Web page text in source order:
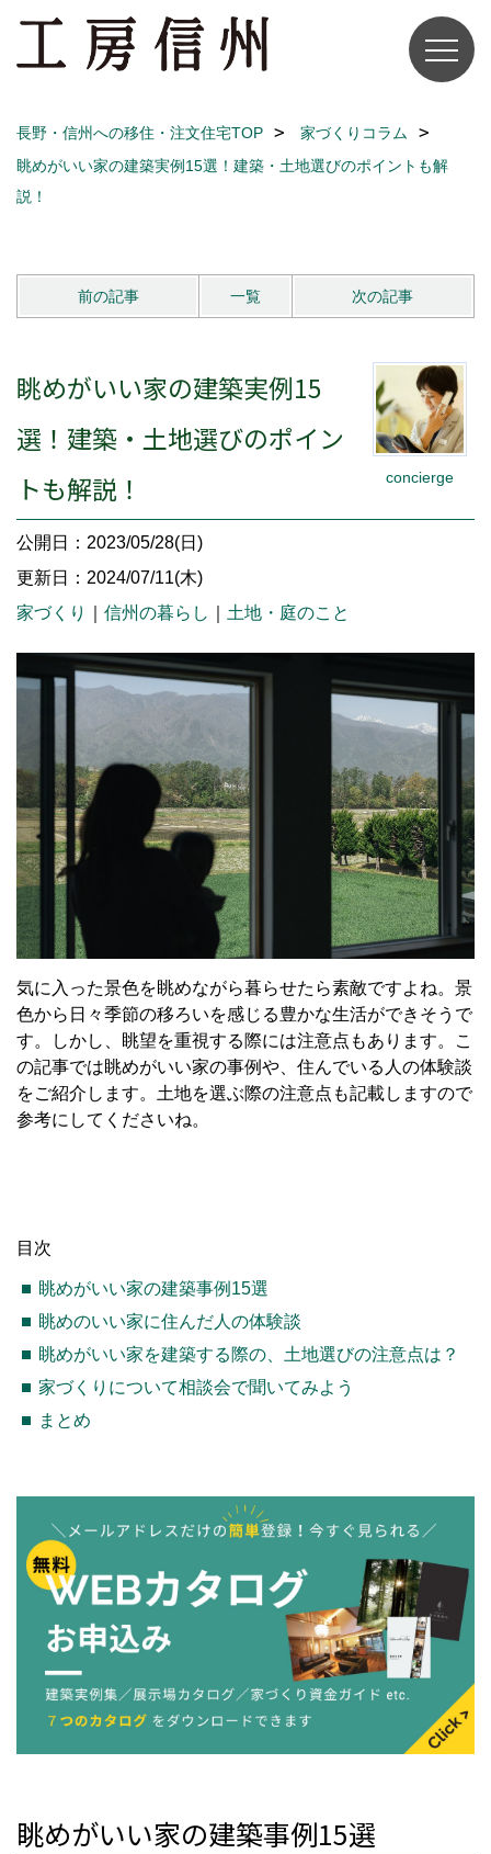
長野・信州への移住・注文住宅TOP
家づくりコラム
眺めがいい家の建築実例15選！建築・土地選びのポイントも解
説！
前の記事 一覧 次の記事
concierge
眺めがいい家の建築実例15
選！建築・土地選びのポイン
トも解説！
公開日：2023/05/28(日)
更新日：2024/07/11(木)
家づくり
信州の暮らし 土地・庭のこと
気に入った景色を眺めながら暮らせたら素敵ですよね。景
色から日々季節の移ろいを感じる豊かな生活ができそうで
す。しかし、眺望を重視する際には注意点もあります。こ
の記事では眺めがいい家の事例や、住んでいる人の体験談
をご紹介します。土地を選ぶ際の注意点も記載しますので
参考にしてくださいね。
目次
眺めがいい家の建築事例15選
眺めのいい家に住んだ人の体験談
眺めがいい家を建築する際の、土地選びの注意点は？
家づくりについて相談会で聞いてみよう
まとめ
眺めがいい家の建築事例15選